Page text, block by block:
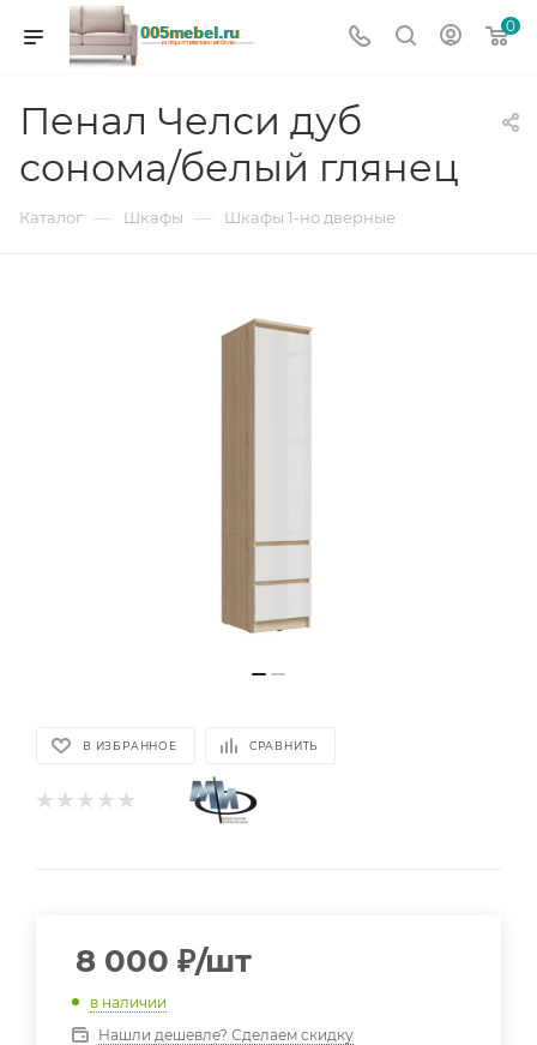
0
Пенал Челси дуб
сонома/белый глянец
Каталог — Шкафы — Шкафы 1-но дверные
В ИЗБРАННОЕ СРАВНИТЬ
8 000 ₽/шт
в наличии
Нашли дешевле? Сделаем скидку